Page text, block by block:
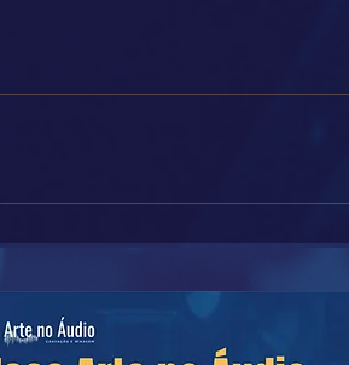
da plataforma.
curso, na própria plataforma. A apostila
que forem mais convenientes para